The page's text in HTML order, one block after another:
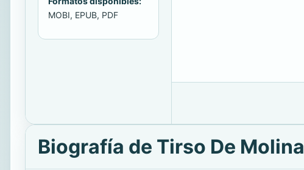
MOBI, EPUB, PDF
Biografía de Tirso De Molina